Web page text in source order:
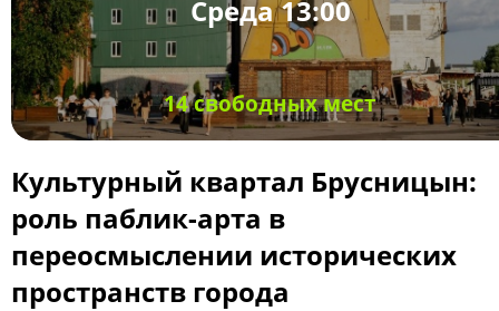
Среда 13:00
14 свободных мест
Культурный квартал Брусницын:
роль паблик-арта в
переосмыслении исторических
пространств города